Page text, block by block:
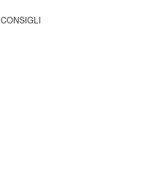
CONSIGLI